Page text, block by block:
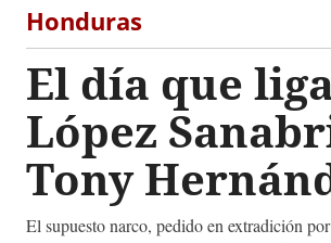
Honduras
El día que
López
Tony
El supuesto narco, pedido en extradición